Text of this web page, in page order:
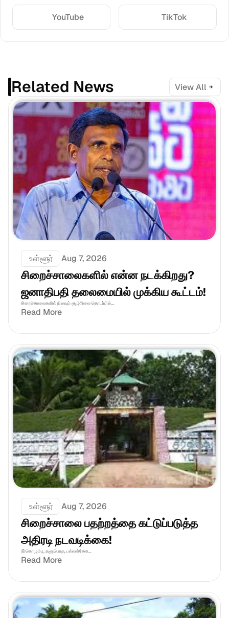
YouTube TikTok
Related News View All
உள்ளூர் Aug 7, 2026
சிறைச்சாலைகளில் என்ன நடக்கிறது?
ஜனாதிபதி தலைமையில் முக்கிய கூட்டம்!
சிறைச்சாலைகளில் நிலவும் சூழ்நிலை தொடர்பில்...
Read More
உள்ளூர் Aug 7, 2026
சிறைச்சாலை பதற்றத்தை கட்டுப்படுத்த
அதிரடி நடவடிக்கை!
நீர்கொழும்பு, தளுபொத, பல்லன்சேன...
Read More